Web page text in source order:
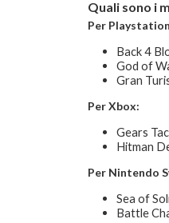
Quali sono i
Per
Back 4
God of
Gran
Per Xbox:
Gears
Hitman
Per Nintendo
Sea of
Battle